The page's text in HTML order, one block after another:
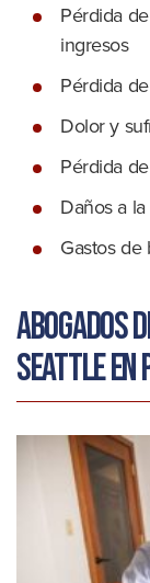
Pérdida
ingresos
Pérdida
Dolor y
Pérdida
Daños a
Gastos de
Abogados
Seattle en